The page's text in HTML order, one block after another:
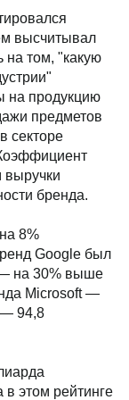
высчитывал
на том, "какую
на продукцию
предметов
секторе
выручки
бренда.
8%
Google был
на 30% выше
Microsoft —
— 94,8
этом рейтинге